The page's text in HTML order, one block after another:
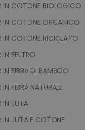
IN COTONE BIOLOGICO
IN COTONE ORGANICO
IN COTONE RICICLATO
IN FELTRO
IN FIBRA DI BAMBOO
IN FIBRA NATURALE
IN JUTA
IN JUTA E COTONE